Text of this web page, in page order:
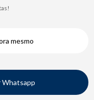
mesmo
Whatsapp